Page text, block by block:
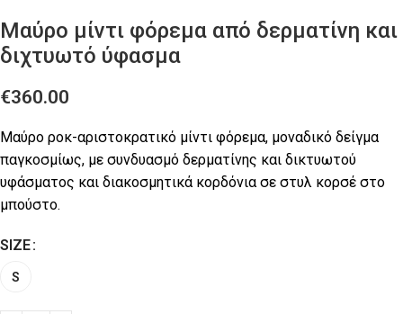
Μαύρο μίντι φόρεμα από δερματίνη και
διχτυωτό ύφασμα
€360.00
Μαύρο ροκ-αριστοκρατικό μίντι φόρεμα, μοναδικό δείγμα
παγκοσμίως, με συνδυασμό δερματίνης και δικτυωτού
υφάσματος και διακοσμητικά κορδόνια σε στυλ κορσέ στο
μπούστο.
SIZE
S